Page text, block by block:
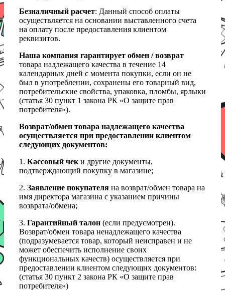
Безналичный расчет: Данный способ оплаты
осуществляется на основании выставленного счета
на оплату после предоставления клиентом
реквизитов.
Наша компания гарантирует обмен / возврат
товара надлежащего качества в течение 14
календарных дней с момента покупки, если он не
был в употреблении, сохранены его товарный вид,
потребительские свойства, упаковка, пломбы, ярлыки
(статья 30 пункт 1 закона РК «О защите прав
потребителя»).
Возврат/обмен товара надлежащего качества
осуществляется при предоставлении клиентом
следующих документов:
1. Кассовый чеки другие документы,
подтверждающий покупку в магазине;
2. Заявление покупателя на возврат/обмен товара на
имя директора магазина с указанием причины
возврата/обмена;
3. Гарантийный талон (если предусмотрен).
Возврат/обмен товара ненадлежащего качества
(подразумевается товар, который неисправен и не
может обеспечить исполнение своих
функциональных качеств) осуществляется при
предоставлении клиентом следующих документов:
(статья 30 пункт 2 закона РК «О защите прав
потребителя»)